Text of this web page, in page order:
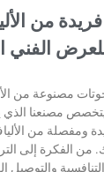
من
الفني
مصنوعة من
يتخصص مصنعنا
ومفصلة من
من الفكرة إلى
والتوصيل